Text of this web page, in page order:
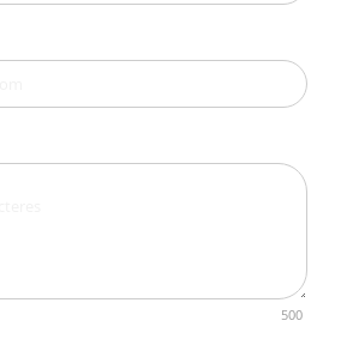
500